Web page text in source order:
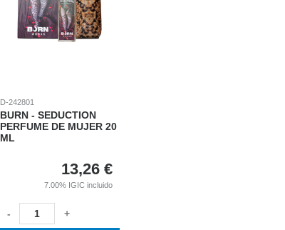
D-242801
BURN - SEDUCTION
PERFUME DE MUJER 20
ML
13,26 €
7.00% IGIC incluido
- +